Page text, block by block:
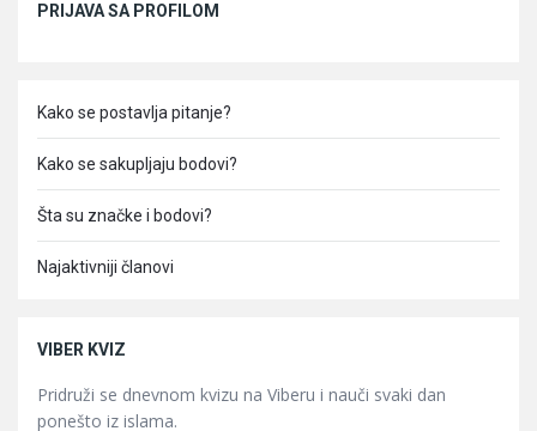
PRIJAVA SA PROFILOM
Kako se postavlja pitanje?
Kako se sakupljaju bodovi?
Šta su značke i bodovi?
Najaktivniji članovi
VIBER KVIZ
Pridruži se dnevnom kvizu na Viberu i nauči svaki dan
ponešto iz islama.